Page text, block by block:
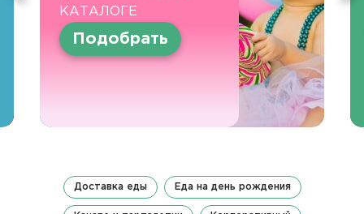
КАТАЛОГЕ
Подобрать
Доставка еды Еда на день рождения